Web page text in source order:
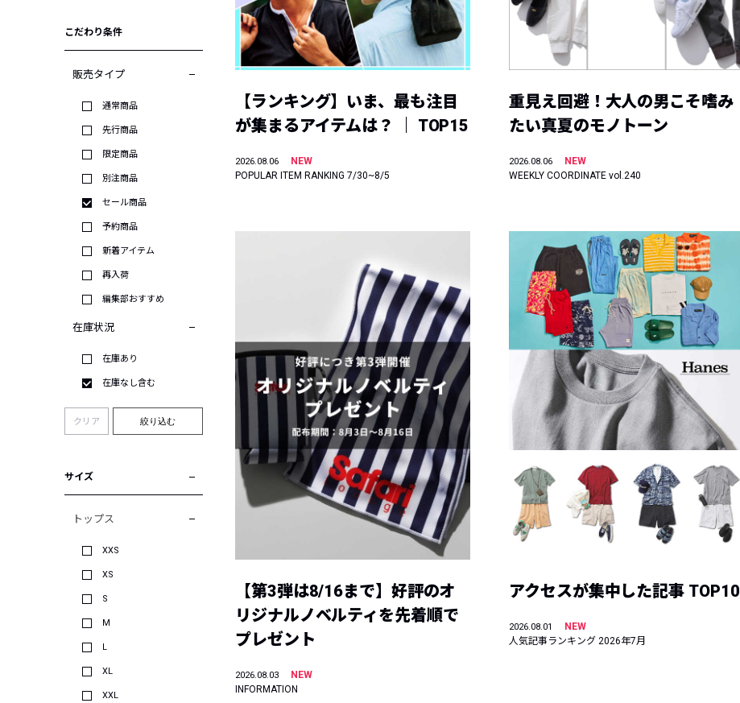
こだわり条件
販売タイプ
通常商品
先行商品
限定商品
別注商品
セール商品
予約商品
新着アイテム
再入荷
編集部おすすめ
在庫状況
在庫あり
在庫なし含む
クリア 絞り込む
サイズ
トップス
XXS
XS
S
M
L
XL
XXL
【ランキング】いま、最も注目
が集まるアイテムは？ ｜ TOP15
2026.08.06
NEW
POPULAR ITEM RANKING 7/30~8/5
重見え回避！大人の男こそ嗜み
たい真夏のモノトーン
2026.08.06
NEW
WEEKLY COORDINATE vol.240
【第3弾は8/16まで】好評のオ
リジナルノベルティを先着順で
プレゼント
2026.08.03
NEW
INFORMATION
アクセスが集中した記事 TOP10
2026.08.01
NEW
人気記事ランキング 2026年7月